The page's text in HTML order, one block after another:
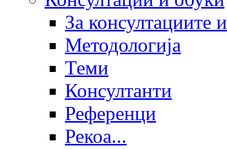
За консултациите
Методологија
Теми
Консултанти
Референци
Рекоа...